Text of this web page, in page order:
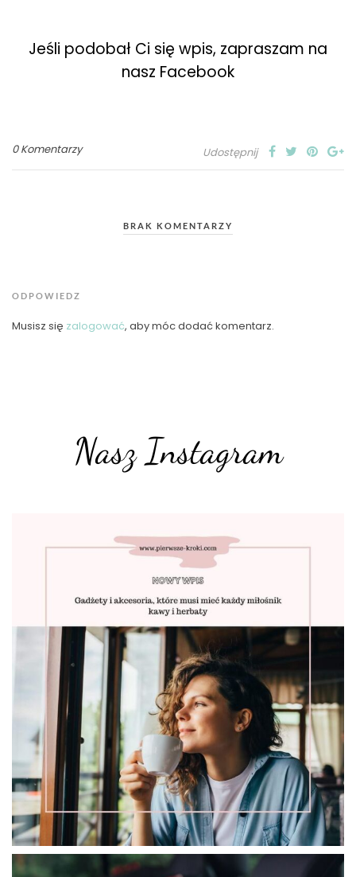
Jeśli podobał Ci się wpis, zapraszam na
nasz Facebook
0 Komentarzy Udostępnij
BRAK KOMENTARZY
ODPOWIEDZ
Musisz się zalogować, aby móc dodać komentarz.
Nasz Instagram